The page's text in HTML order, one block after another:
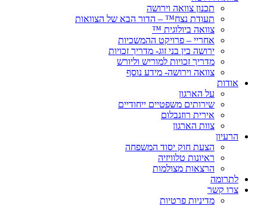
תכנון צוואה וירושה
תעודת נצח™ – הדור הבא של הצוואות
צוואה ביולוגית ™
אחריי – פרויקט ההמשכיות
ירושה בין בני זוג- מדריך זכויות
מדריך זכויות למוריש וליורש
צוואה וירושה- מידע נוסף
אודות
על הארגון
שירותים משפטיים ייחודיים
אירית רוזנבלום
צוות הארגון
הרעיון
הצעת חוק יסוד המשפחה
ראיונות טלוויזיה
הרצאות מצולמות
לתרומה
צרו קשר
מדיניות פרטיות